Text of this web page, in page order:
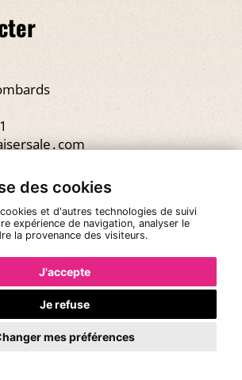
des cookies
et d'autres technologies de suivi
expérience de navigation, analyser le
la provenance des visiteurs.
J'accepte
Je refuse
mes préférences